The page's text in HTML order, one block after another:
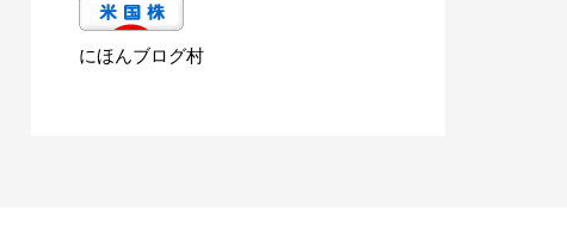
にほんブログ村